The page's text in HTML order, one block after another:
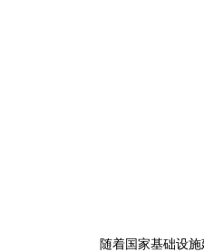
随着国家基础设